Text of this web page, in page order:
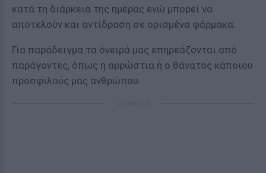
κατά τη διάρκεια της ημέρας ενώ μπορεί να
αποτελούν και αντίδραση σε ορισμένα φάρμακα.
Για παράδειγμα τα όνειρά μας επηρεάζονται από
παράγοντες, όπως η αρρώστια ή ο θάνατος κάποιου
προσφιλούς μας ανθρώπου.